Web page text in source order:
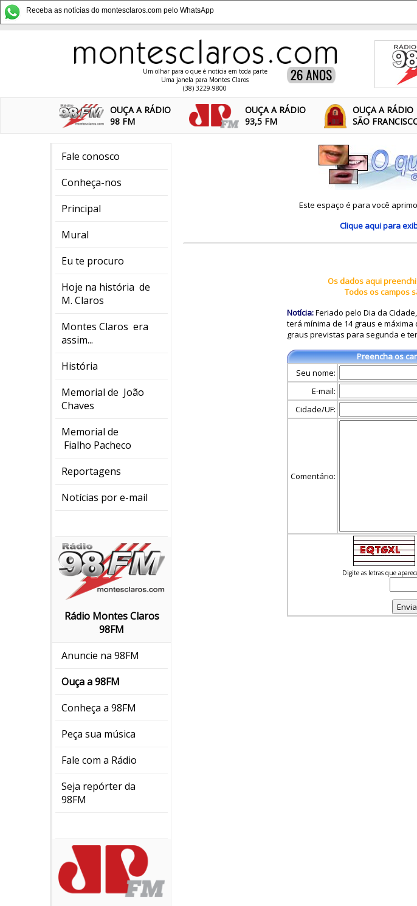
Receba as notícias do montesclaros.com pelo WhatsApp
Um olhar para o que é notícia em toda parte
Uma janela para Montes Claros
(38) 3229-9800
OUÇA A RÁDIO
98 FM
OUÇA A RÁDIO
93,5 FM
OUÇA A RÁDIO
SÃO
Fale conosco
Conheça-nos
Principal
Mural
Eu te procuro
Hoje na história de
M. Claros
Montes Claros era
assim...
História
Memorial de João
Chaves
Memorial de
Fialho Pacheco
Reportagens
Notícias por e-mail
Rádio Montes Claros
98FM
Anuncie na 98FM
Ouça a 98FM
Conheça a 98FM
Peça sua música
Fale com a Rádio
Seja repórter da
98FM
Este espaço é para você
Clique aquipara
Os dados aqui
Todos os campos
Notícia:Feriado pelo Dia da
terá mínima de 14 graus e máxima
graus previstas para segunda e
Preencha os
Seu nome:
E-mail:
Cidade/UF:
Comentário:
Digite as letras que